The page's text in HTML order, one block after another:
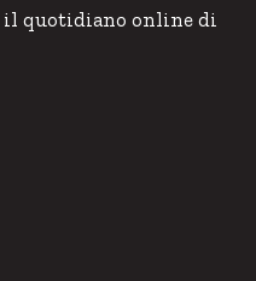
il quotidiano online di